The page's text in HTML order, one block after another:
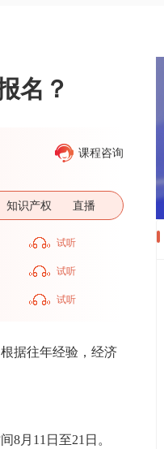
名？
课程咨询
知识产权 直播
试听
试听
试听
据往年经验，经济
8月11日至21日。